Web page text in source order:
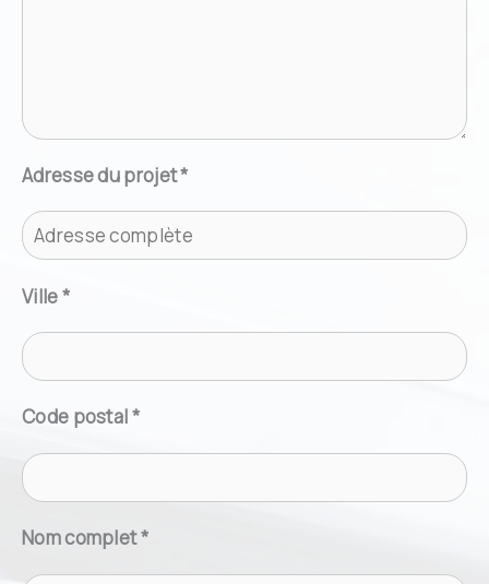
Adresse du projet *
Ville *
Code postal *
Nom complet *